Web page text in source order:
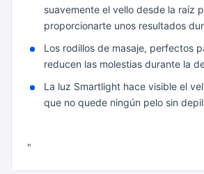
suavemente el vello desde la raíz
proporcionarte unos resultados
Los rodillos de masaje, perfectos
reducen las molestias durante la
La luz Smartlight hace visible el
que no quede ningún pelo sin
"